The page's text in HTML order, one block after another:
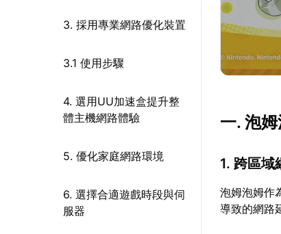
3. 採用專業網路優化裝置
3.1 使用步驟
4. 選用UU加速盒提升整
體主機網路體驗
5. 優化家庭網路環境
6. 選擇合適遊戲時段與伺
服器
一. 泡
1. 跨區域
泡姆泡姆作
導致的網路